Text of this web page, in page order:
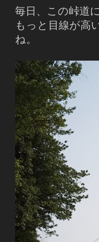
毎日、この峠道
もっと目線が高
ね。